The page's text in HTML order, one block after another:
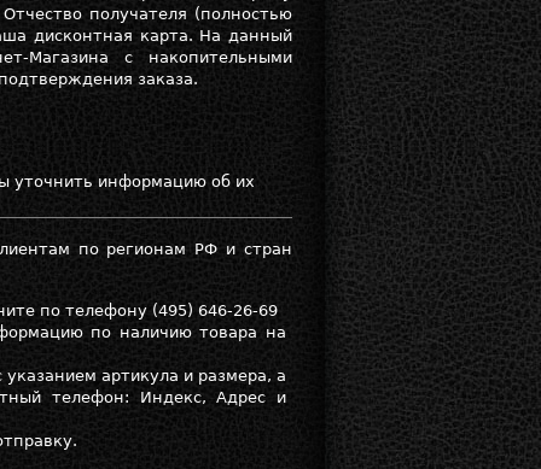
получателя (полностью
дисконтная карта. На данный
Магазина с накопительными
заказа.
уточнить информацию об их
по регионам РФ и стран
по телефону (495) 646-26-69
по наличию товара на
артикула и размера, а
телефон: Индекс, Адрес и